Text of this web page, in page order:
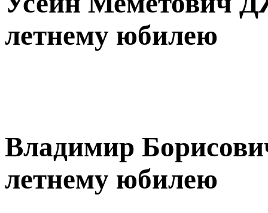
летнему юбилею
Владимир
летнему юбилею